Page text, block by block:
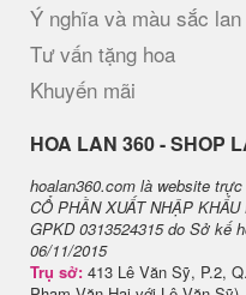
Ý nghĩa và màu sắc
Tư vấn tặng hoa
Khuyến mãi
H​OA LAN 360 - SHOP
hoalan360.com là website
CỔ PHẦN XUẤT NHẬP
GPKD 0313524315 do Sở kế
06/11/2015
Trụ sở: 413 Lê Văn Sỹ, P.2,